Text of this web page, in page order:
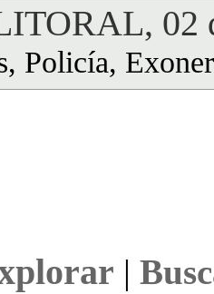
02
Policía,
|